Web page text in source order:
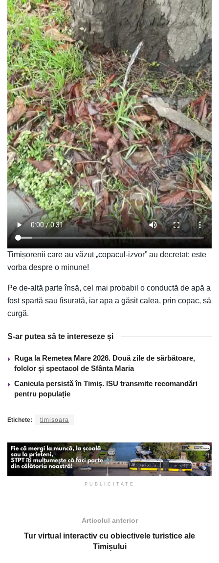
Timișorenii care au văzut „copacul-izvor” au decretat: este
vorba despre o minune!
Pe de-altă parte însă, cel mai probabil o conductă de apă a
fost spartă sau fisurată, iar apa a găsit calea, prin copac, să
curgă.
S-ar putea să te intereseze și
Ruga la Remetea Mare 2026. Două zile de sărbătoare,
folclor și spectacol de Sfânta Maria
Canicula persistă în Timiș. ISU transmite recomandări
pentru populație
Etichete: timisoara
PUBLICITATE
Articolul anterior
Tur virtual interactiv cu obiectivele turistice ale
Timișului